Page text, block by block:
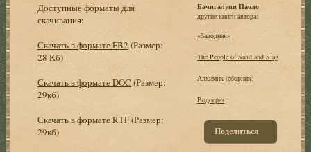
Доступные форматы для
скачивания:
Скачать в формате FB2 (Размер:
28 Кб)
Скачать в формате DOC (Размер:
29кб)
Скачать в формате RTF(Размер:
29кб)
Бачигалупи Паоло
другие книги автора:
«Заводная»
The People of Sand and Slag
Алхимик (сборник)
Водосрез
Поделиться